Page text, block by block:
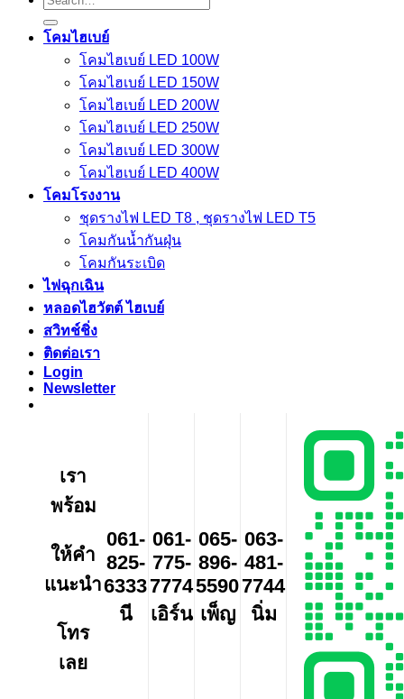
for:
โคมไฮเบย์
โคมไฮเบย์ LED 100W
โคมไฮเบย์ LED 150W
โคมไฮเบย์ LED 200W
โคมไฮเบย์ LED 250W
โคมไฮเบย์ LED 300W
โคมไฮเบย์ LED 400W
โคมโรงงาน
ชุดรางไฟ LED T8 , ชุดรางไฟ LED T5
โคมกันน้ำกันฝุ่น
โคมกันระเบิด
ไฟฉุกเฉิน
หลอดไฮวัตต์ ไฮเบย์
สวิทช์ชิ่ง
ติดต่อเรา
Login
Newsletter
เรา
พร้อม
ให้คำ
แนะนำ
โทร
เลย
061-
825-
6333
นี
061-
775-
7774
เอิร์น
065-
896-
5590
เพ็ญ
063-
481-
7744
นิ่ม